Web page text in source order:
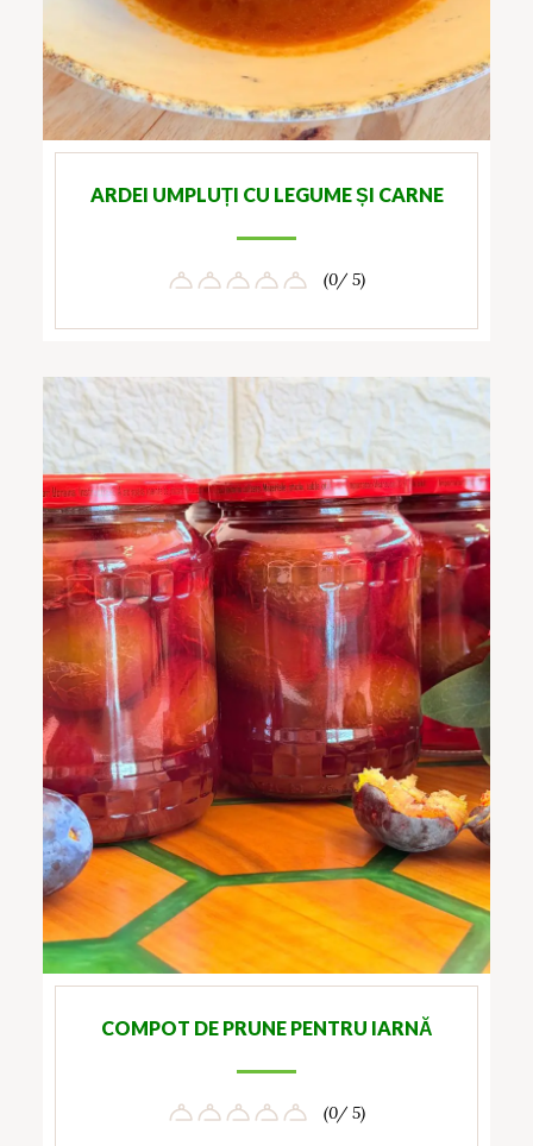
ARDEI UMPLUȚI CU LEGUME ȘI CARNE
(0/ 5)
COMPOT DE PRUNE PENTRU IARNĂ
(0/ 5)